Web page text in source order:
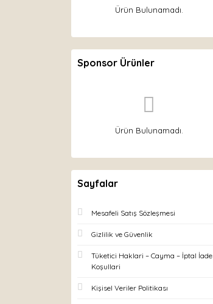
Ürün Bulunamadı.
Sponsor Ürünler
Ürün Bulunamadı.
Sayfalar
Mesafeli Satış Sözleşmesi
Gizlilik ve Güvenlik
Tüketici Haklari – Cayma – İptal İade
Koşullari
Kişisel Veriler Politikası